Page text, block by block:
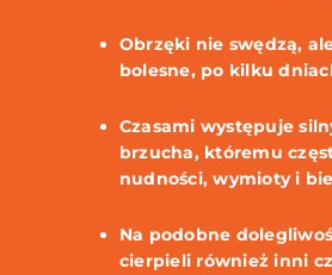
Obrzęki nie swędzą,
bolesne, po kilku
Czasami występuje
brzucha, któremu
nudności, wymioty i
Na podobne
cierpieli również inni